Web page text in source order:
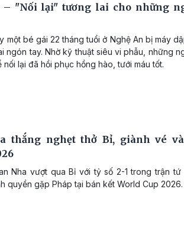
– "Nối lại" tương lai cho những
một bé gái 22 tháng tuổi ở Nghệ An bị máy
ngón tay. Nhờ kỹ thuật siêu vi phẫu, những
lại đã hồi phục hồng hào, tưới máu tốt.
thắng nghẹt thở Bỉ, giành vé
Nha vượt qua Bỉ với tỷ số 2-1 trong trận tứ
quyền gặp Pháp tại bán kết World Cup 2026.